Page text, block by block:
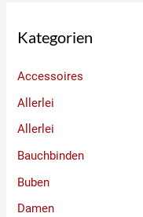
Kategorien
Accessoires
Allerlei
Allerlei
Bauchbinden
Buben
Damen